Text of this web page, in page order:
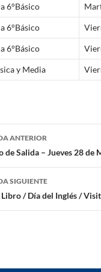
6°Básico
6°Básico
6°Básico
y Media
ANTERIOR
de Salida – Jueves 28 de
SIGUIENTE
/ Día del Inglés /